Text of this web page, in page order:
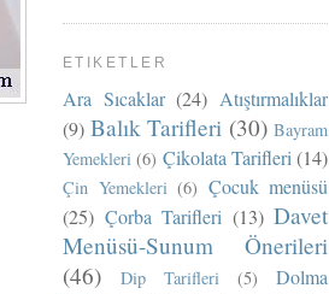
ETIKETLER
Ara Sıcaklar (24) Atıştırmalıklar
(9) Balık Tarifleri (30) Bayram
Yemekleri (6) Çikolata Tarifleri (14)
Çin Yemekleri (6) Çocuk menüsü
(25) Çorba Tarifleri (13) Davet
Menüsü-Sunum Önerileri
(46)
Dip Tarifleri (5)
Dolma